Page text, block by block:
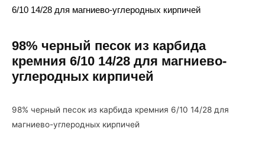
6/10 14/28 для магниево-углеродных кирпичей
98% черный песок из карбида
кремния 6/10 14/28 для магниево-
углеродных кирпичей
98% черный песок из карбида кремния 6/10 14/28 для
магниево-углеродных кирпичей